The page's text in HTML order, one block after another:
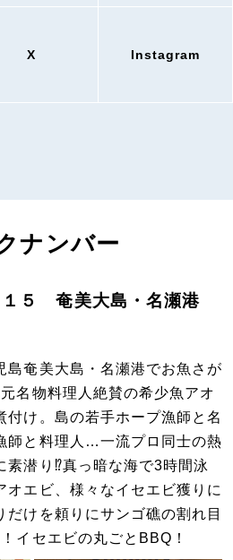
X Instagram
ナンバー
１５ 奄美大島・名瀬港
島奄美大島・名瀬港でお魚さが
名物料理人絶賛の希少魚アオ
付け。島の若手ホープ漁師と名
師と料理人…一流プロ同士の熱
素潜り⁉真っ暗な海で3時間泳
エビ、様々なイセエビ獲りに
だけを頼りにサンゴ礁の割れ目
イセエビの丸ごとBBQ！